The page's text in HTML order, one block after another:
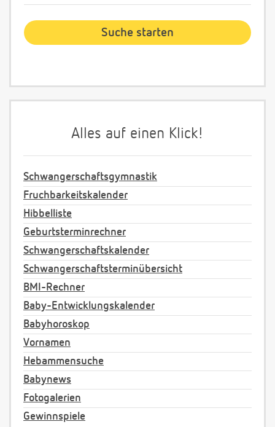
Alles auf einen Klick!
Schwangerschaftsgymnastik
Fruchbarkeitskalender
Hibbelliste
Geburtsterminrechner
Schwangerschaftskalender
Schwangerschaftsterminübersicht
BMI-Rechner
Baby-Entwicklungskalender
Babyhoroskop
Vornamen
Hebammensuche
Babynews
Fotogalerien
Gewinnspiele